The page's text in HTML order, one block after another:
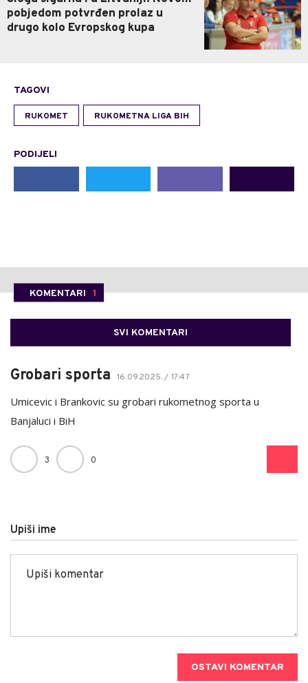
pobjedom potvrđen prolaz u
drugo kolo Evropskog kupa
TAGOVI
RUKOMET RUKOMETNA LIGA BIH
PODIJELI
KOMENTARI 1
SVI KOMENTARI
Grobari sporta 16.09.2025. / 17:47
Umicevic i Brankovic su grobari rukometnog sporta u
Banjaluci i BiH
3 0
Upiši ime
OSTAVI KOMENTAR